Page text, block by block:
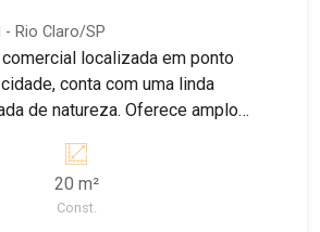
- Rio Claro/SP
localizada em ponto
conta com uma linda
de natureza. Oferece amplo
do jardim e estrutura rústica.
ainda inclui: Luz, água, jardineiro,
Agende agora sua
20 m²
Const.